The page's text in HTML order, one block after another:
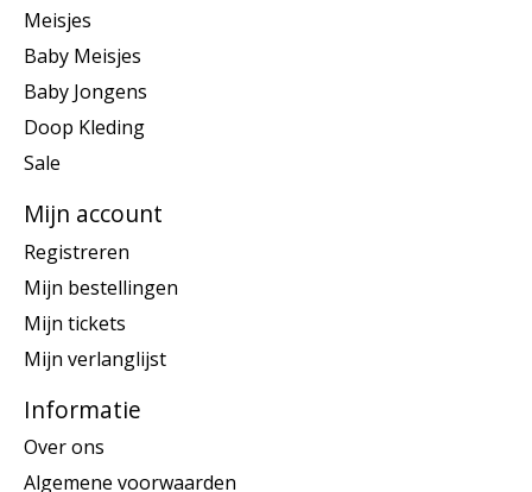
Meisjes
Baby Meisjes
Baby Jongens
Doop Kleding
Sale
Mijn account
Registreren
Mijn bestellingen
Mijn tickets
Mijn verlanglijst
Informatie
Over ons
Algemene voorwaarden